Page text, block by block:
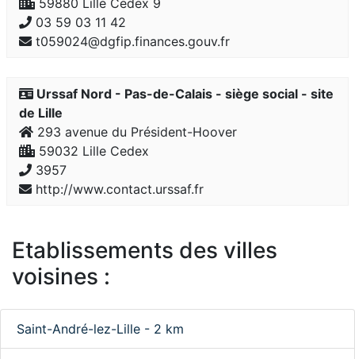
59880 Lille Cedex 9
03 59 03 11 42
t059024@dgfip.finances.gouv.fr
Urssaf Nord - Pas-de-Calais - siège social - site
de Lille
293 avenue du Président-Hoover
59032 Lille Cedex
3957
http://www.contact.urssaf.fr
Etablissements des villes
voisines :
Saint-André-lez-Lille - 2 km